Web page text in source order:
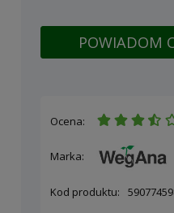
POWIADOM
Ocena:
Marka:
Kod produktu: